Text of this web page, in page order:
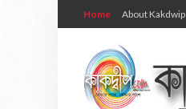
Home About Kakdwip